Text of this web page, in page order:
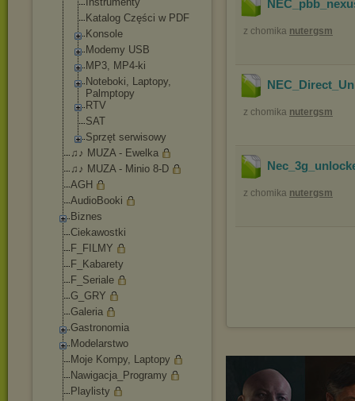
Katalog Części w PDF
Konsole
Modemy USB
MP3, MP4-ki
Noteboki, Laptopy,
Palmptopy
RTV
SAT
Sprzęt serwisowy
♫♪ MUZA - Ewelka
♫♪ MUZA - Minio 8-D
AGH
AudioBooki
Biznes
Ciekawostki
F_FILMY
F_Kabarety
F_Seriale
G_GRY
Galeria
Gastronomia
Modelarstwo
Moje Kompy, Laptopy
Nawigacja_Programy
Playlisty
z chomika nutergsm
z chomika nutergsm
z chomika nutergsm